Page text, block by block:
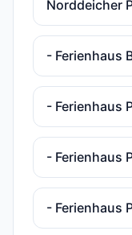
Norddeicher
- Ferienhaus
- Ferienhaus
- Ferienhaus
- Ferienhaus